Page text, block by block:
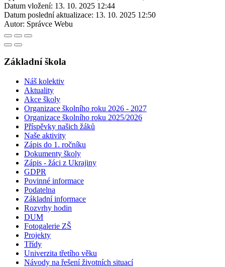
Datum vložení: 13. 10. 2025 12:44
Datum poslední aktualizace: 13. 10. 2025 12:50
Autor: Správce Webu
Základní škola
Náš kolektiv
Aktuality
Akce školy
Organizace školního roku 2026 - 2027
Organizace školního roku 2025/2026
Příspěvky našich žáků
Naše aktivity
Zápis do 1. ročníku
Dokumenty školy
Zápis - žáci z Ukrajiny
GDPR
Povinné informace
Podatelna
Základní informace
Rozvrhy hodin
DUM
Fotogalerie ZŠ
Projekty
Třídy
Univerzita třetího věku
Návody na řešení životních situací